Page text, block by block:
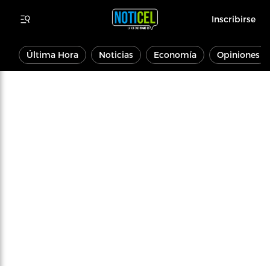
Inscribirse
Última Hora Noticias Economía Opiniones